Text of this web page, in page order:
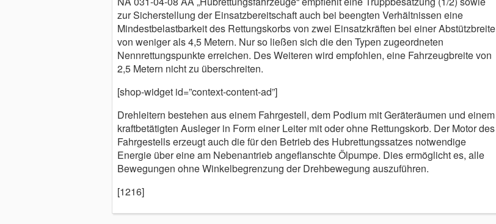
zur Sicherstellung der Einsatzbereitschaft auch bei beengten Verhältnissen eine
Mindestbelastbarkeit des Rettungskorbs von zwei Einsatzkräften bei einer Abstützbreite
von weniger als 4,5 Metern. Nur so ließen sich die den Typen zugeordneten
Nennrettungspunkte erreichen. Des Weiteren wird empfohlen, eine Fahrzeugbreite von
2,5 Metern nicht zu überschreiten.
[shop-widget id=”context-content-ad”]
Drehleitern bestehen aus einem Fahrgestell, dem Podium mit Geräteräumen und einem
kraftbetätigten Ausleger in Form einer Leiter mit oder ohne Rettungskorb. Der Motor des
Fahrgestells erzeugt auch die für den Betrieb des Hubrettungssatzes notwendige
Energie über eine am Nebenantrieb angeflanschte Ölpumpe. Dies ermöglicht es, alle
Bewegungen ohne Winkelbegrenzung der Drehbewegung auszuführen.
[1216]